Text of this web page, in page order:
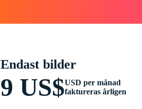
Endast bilder
9 US$USD per månad
faktureras årligen